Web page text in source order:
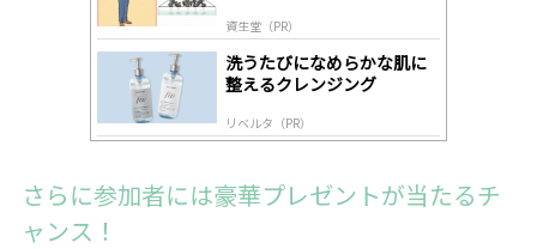
資生堂（PR）
洗うたびになめらかな肌に
整えるクレンジング
リベルタ（PR）
さらに参加者には豪華プレゼントが当たるチ
ャンス！